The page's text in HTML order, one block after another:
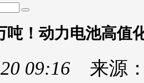
吨！动力电池高值
09:16 来源